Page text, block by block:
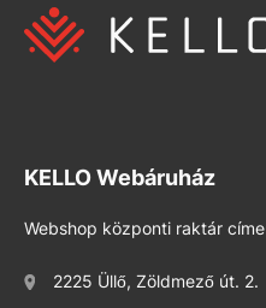
KELLO Webáruház
Webshop központi raktár címe
2225 Üllő, Zöldmező út. 2.